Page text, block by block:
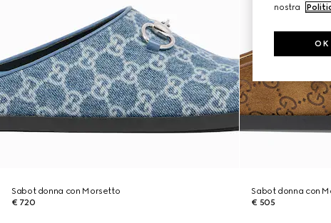
Sabot donna con Morsetto
€ 720
Sabot donna con
€ 505
nostra
OK